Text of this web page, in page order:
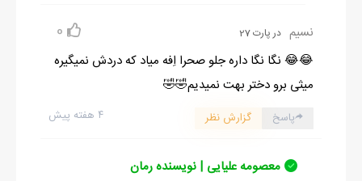
نسیم در پارت 27 0
😂😂 نگا نگا داره جلو صحرا اِفه میاد که دردش نمیگیره
میثی برو دختر بهت نمیدیم🤣🤣
۴ هفته پیش پاسخ گزارش نظر
معصومه علیایی | نویسنده رمان